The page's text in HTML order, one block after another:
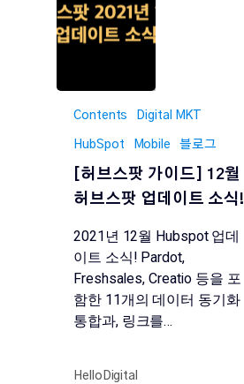
Contents Digital MKT
HubSpot Mobile 블로그
[허브스팟 가이드] 12월
허브스팟 업데이트 소식!
2021년 12월 Hubspot 업데
이트 소식! Pardot,
Freshsales, Creatio 등을 포
함한 11개의 데이터 동기화
통합과, 링크를…
HelloDigital